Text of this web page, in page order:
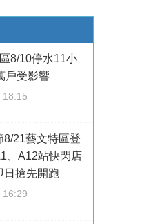
8/10停水11小
受影響
18:15
8/21藝文特區登
A12站快閃店
日搶先開跑
16:29